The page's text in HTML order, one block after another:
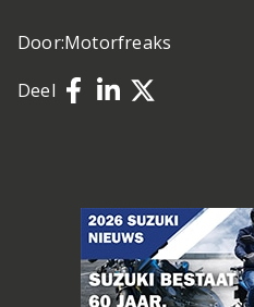
Door:Motorfreaks
Deel